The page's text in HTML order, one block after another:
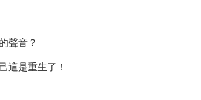
聲音？
這是重生了！